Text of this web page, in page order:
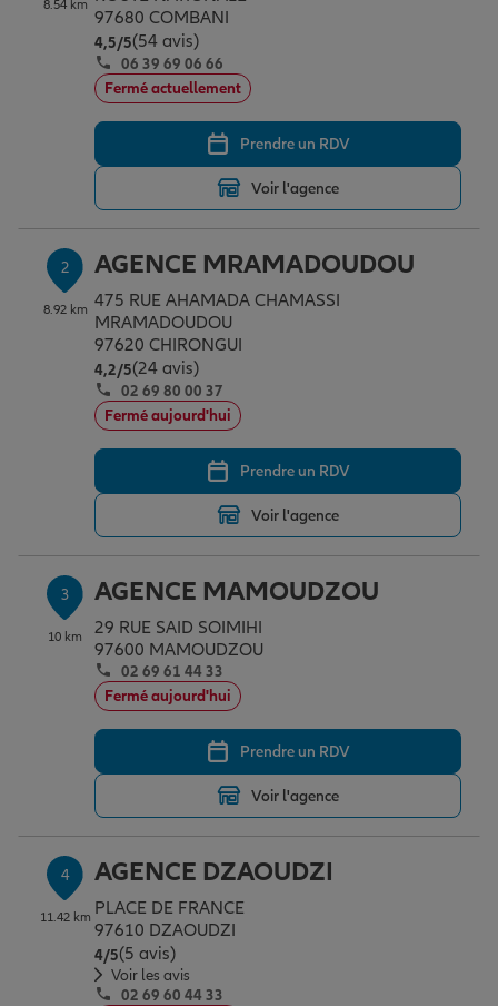
Assurance emprunteur
Prévoyance et dépendance
Assurance animal de compagnie
Protection de la famille
Protection juridique
Épargne & retraite
Plan épargne retraite
Assurance vie
Placements financiers
Investissements immobiliers
Transmission
Vos projets
Partir en vacances
Déménager
Changer de voiture
Départ à la retraite
Préparer l’avenir
Conseil assurance
Outre-mer
Assurance auto
Assurance habitation
Le Pack Famille
Garantie des accidents de la vie
Assurance scolaire
Protection juridique
Retraite
Tous nos devis d'assurance
Professionnels
Allianz en France
8.54 km
97680 COMBANI
4,5/5Note de 4.5 sur 5
(54 avis)
06 39 69 06 66
Fermé actuellement
Prendre un RDV
Voir l'agence
2
8.92 km
AGENCE MRAMADOUDOU
475 RUE AHAMADA CHAMASSI
MRAMADOUDOU
97620 CHIRONGUI
4,2/5Note de 4.2 sur 5
(24 avis)
02 69 80 00 37
Fermé aujourd'hui
Prendre un RDV
Voir l'agence
3
10 km
AGENCE MAMOUDZOU
29 RUE SAID SOIMIHI
97600 MAMOUDZOU
02 69 61 44 33
Fermé aujourd'hui
Prendre un RDV
Voir l'agence
4
11.42 km
AGENCE DZAOUDZI
PLACE DE FRANCE
97610 DZAOUDZI
4/5Note de 4 sur 5
(5 avis)
Voir les avis
02 69 60 44 33